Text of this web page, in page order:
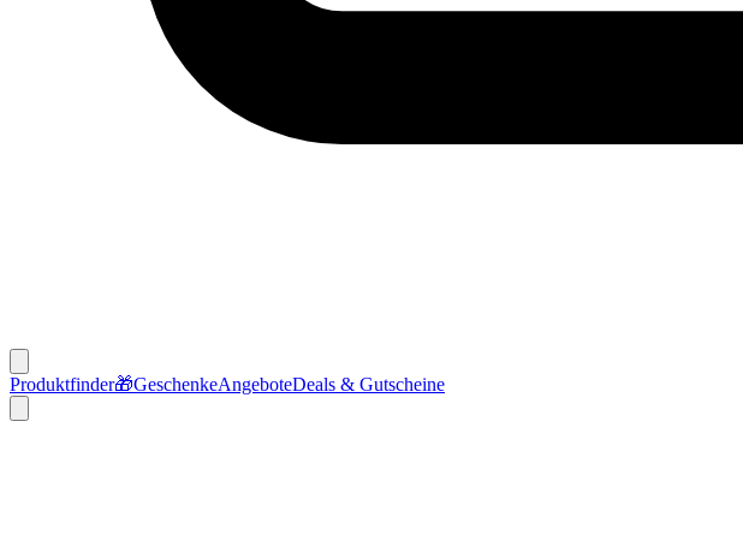
Produktfinder🎁GeschenkeAngeboteDeals & Gutscheine